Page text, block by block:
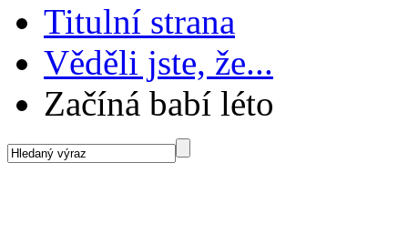
Titulní strana
Věděli jste, že...
Začíná babí léto